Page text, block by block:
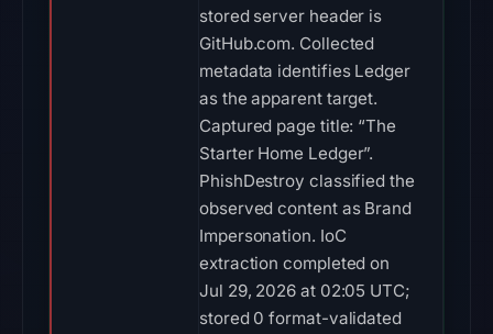
stored server header is
GitHub.com. Collected
metadata identifies Ledger
as the apparent target.
Captured page title: “The
Starter Home Ledger”.
PhishDestroy classified the
observed content as Brand
Impersonation. IoC
extraction completed on
Jul 29, 2026 at 02:05 UTC;
stored 0 format-validated